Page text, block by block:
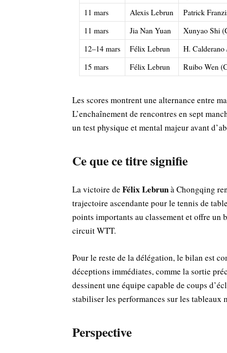
11 mars
Alexis Lebrun Patrick
11 mars
Jia Nan Yuan Xunyao Shi
12–14 mars
Félix Lebrun H. Calderano
15 mars
Félix Lebrun Ruibo Wen
Les scores montrent une alternance entre
L’enchaînement de rencontres en sept
un test physique et mental majeur avant
Ce que ce titre signifie
La victoire de Félix Lebrunà Chongqing
trajectoire ascendante pour le tennis de
points importants au classement et offre un
circuit WTT.
Pour le reste de la délégation, le bilan est
déceptions immédiates, comme la sortie
dessinent une équipe capable de coups
stabiliser les performances sur les tableaux
Perspective